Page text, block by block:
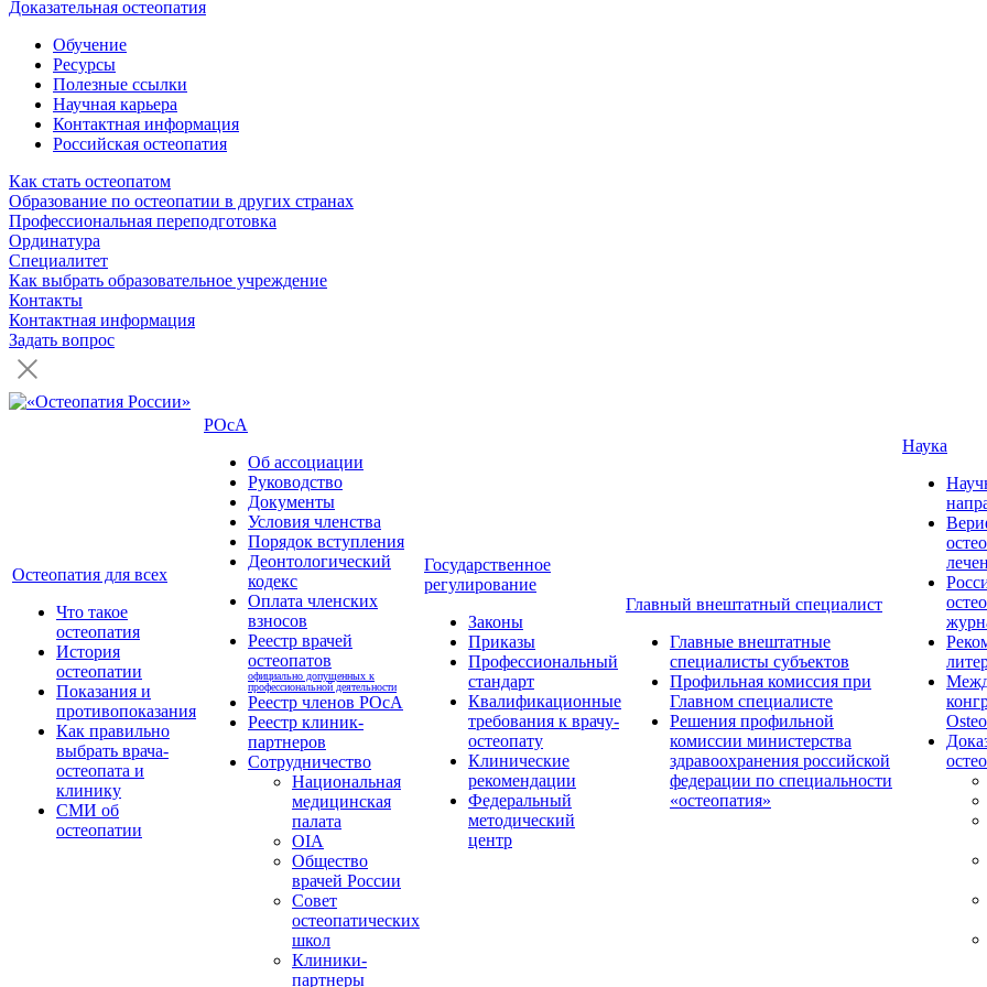
Доказательная остеопатия
Обучение
Ресурсы
Полезные ссылки
Научная карьера
Контактная информация
Российская остеопатия
Как стать остеопатом
Образование по остеопатии в других странах
Профессиональная переподготовка
Ординатура
Специалитет
Как выбрать образовательное учреждение
Контакты
Контактная информация
Задать вопрос
Остеопатия для всех
Что такое
остеопатия
История
остеопатии
Показания и
противопоказания
Как правильно
выбрать врача-
остеопата и
клинику
СМИ об
остеопатии
РОсА
Об ассоциации
Руководство
Документы
Условия членства
Порядок вступления
Деонтологический
кодекс
Оплата членских
взносов
Реестр врачей
остеопатов
официально допущенных к
профессиональной деятельности
Реестр членов РОсА
Реестр клиник-
партнеров
Сотрудничество
Национальная
медицинская
палата
OIA
Общество
врачей России
Совет
остеопатических
школ
Клиники-
партнеры
Государственное
регулирование
Законы
Приказы
Профессиональный
стандарт
Квалификационные
требования к врачу-
остеопату
Клинические
рекомендации
Федеральный
методический
центр
Главный внештатный специалист
Главные внештатные
специалисты субъектов
Профильная комиссия при
Главном специалисте
Решения профильной
комиссии министерства
здравоохранения российской
федерации по специальности
«остеопатия»
Наука